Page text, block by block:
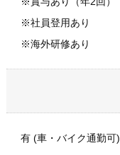
※社員登用あり
※海外研修あり
有 (車・バイク通勤可)